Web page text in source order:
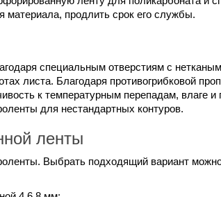
материала, продлить срок его службы.
специальным отверстиям с
листа. Благодаря противогрибковой
к температурным перепадам, влаге
для нестандартных контуров.
ленты
Выбрать подходящий вариант